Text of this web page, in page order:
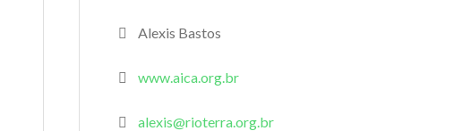
Alexis Bastos
www.aica.org.br
alexis@rioterra.org.br